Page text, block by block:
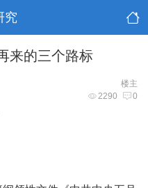
究
来的三个路标
楼主
2290 0